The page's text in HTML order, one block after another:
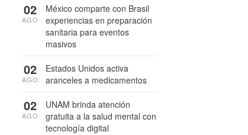
México comparte con Brasil
experiencias en preparación
sanitaria para eventos
masivos
02
AGO
Estados Unidos activa
aranceles a medicamentos
02
AGO
UNAM brinda atención
gratuita a la salud mental con
tecnología digital
02
AGO